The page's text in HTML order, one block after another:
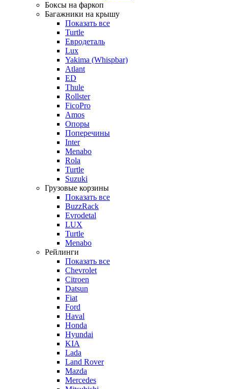
Боксы на фаркоп
Багажники на крышу
Показать все
Turtle
Евродеталь
Lux
Yakima (Whispbar)
Atlant
ED
Thule
Rollster
FicoPro
Amos
Опоры
Поперечины
Inter
Menabo
Rola
Turtle
Suzuki
Грузовые корзины
Показать все
BuzzRack
Evrodetal
LUX
Turtle
Menabo
Рейлинги
Показать все
Chevrolet
Citroen
Datsun
Fiat
Ford
Haval
Honda
Hyundai
KIA
Lada
Land Rover
Mazda
Mercedes